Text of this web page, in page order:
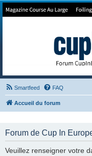
Forum de Cup In
Smartfeed FAQ
Accueil du forum
Forum de Cup In
Veuillez renseigner votre